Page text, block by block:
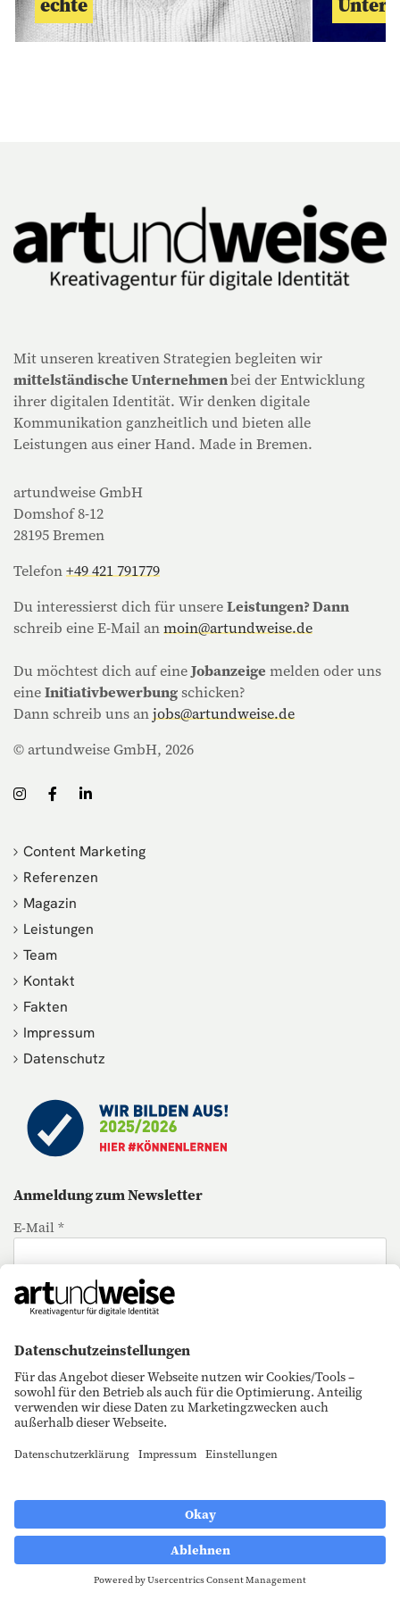
Mit unseren kreativen Strategien begleiten wir
mittelständische Unternehmenbei der Entwicklung
ihrer digitalen Identität. Wir denken digitale
Kommunikation ganzheitlich und bieten alle
Leistungen aus einer Hand. Made in Bremen.
artundweise GmbH
Domshof 8-12
28195 Bremen
Telefon+49 421 791779
Du interessierst dich für unsereLeistungen? Dann
schreib eine E-Mail anmoin@artundweise.de
Du möchtest dich auf eineJobanzeige melden oder uns
eineInitiativbewerbungschicken?
Dann schreib uns anjobs@artundweise.de
© artundweise GmbH, 2026
Content Marketing
Referenzen
Magazin
Leistungen
Team
Kontakt
Fakten
Impressum
Datenschutz
Anmeldung zum Newsletter
E-Mail *
Anmelden
Mit dem Abschließen des Newsletter-Abonnements
erklärst du dich einverstanden, dass deine
personenbezogenen Daten für Werbezwecke verarbeitet
werden und eine werbliche Ansprache per E-Mail
Wirkung für die Zukunft in jeder angemessenen Form
Datenschutzhinweiselesen.